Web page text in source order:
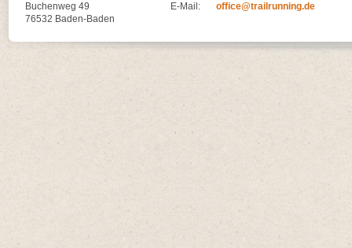
Buchenweg 49
76532 Baden-Baden
E-Mail:
office@trailrunning.de